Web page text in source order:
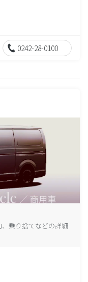
0242-28-0100
乗り捨てなどの詳細